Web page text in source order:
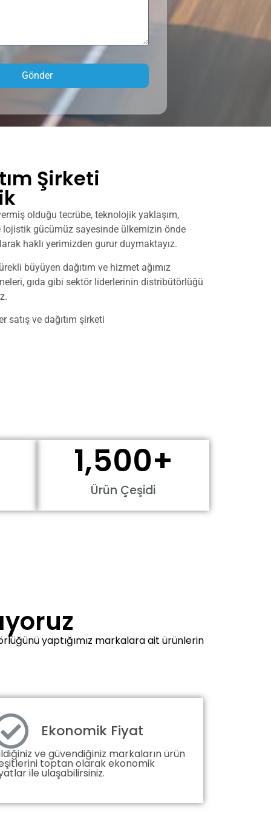
Şirketi
olduğu tecrübe, teknolojik yaklaşım,
gücümüz sayesinde ülkemizin önde
haklı yerimizden gurur duymaktayız.
büyüyen dağıtım ve hizmet ağımız
gıda gibi sektör liderlerinin distribütörlüğü
satış ve dağıtım şirketi
Ürün Çeşidi
1,500+
yaptığımız markalara ait ürünlerin
Ekonomik Fiyat
ve güvendiğiniz markaların ürün
toptan olarak ekonomik
ile ulaşabilirsiniz.